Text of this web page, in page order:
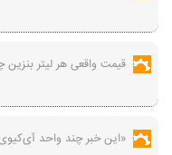
قیمت واقعی هر لیتر
«این خبر چند واحد آی‌کیوی